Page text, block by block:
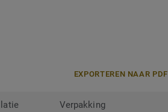
EXPORTEREN NAAR PDF
Verpakking